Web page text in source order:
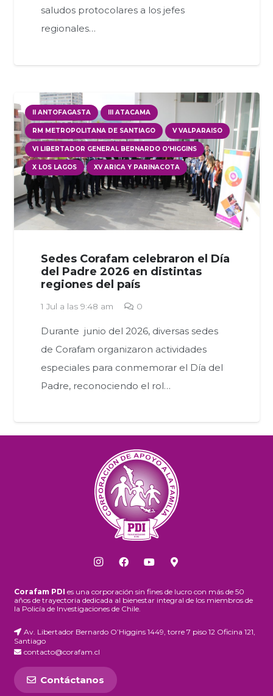
saludos protocolares a los jefes
regionales…
II ANTOFAGASTA III ATACAMA
RM METROPOLITANA DE SANTIAGO V VALPARAISO
VI LIBERTADOR GENERAL BERNARDO O'HIGGINS
X LOS LAGOS XV ARICA Y PARINACOTA
Sedes Corafam celebraron el Día
del Padre 2026 en distintas
regiones del país
1 Jul a las 9:48 am 0
Durante junio del 2026, diversas sedes
de Corafam organizaron actividades
especiales para conmemorar el Día del
Padre, reconociendo el rol…
Corafam PDI es una corporación sin fines de lucro con más de 50
años de trayectoria dedicada al bienestar integral de los miembros de
la Policía de Investigaciones de Chile.
Av. Libertador Bernardo O’Higgins 1449, torre 7 piso 12 Oficina 121,
Santiago
contacto@corafam.cl
Contáctanos